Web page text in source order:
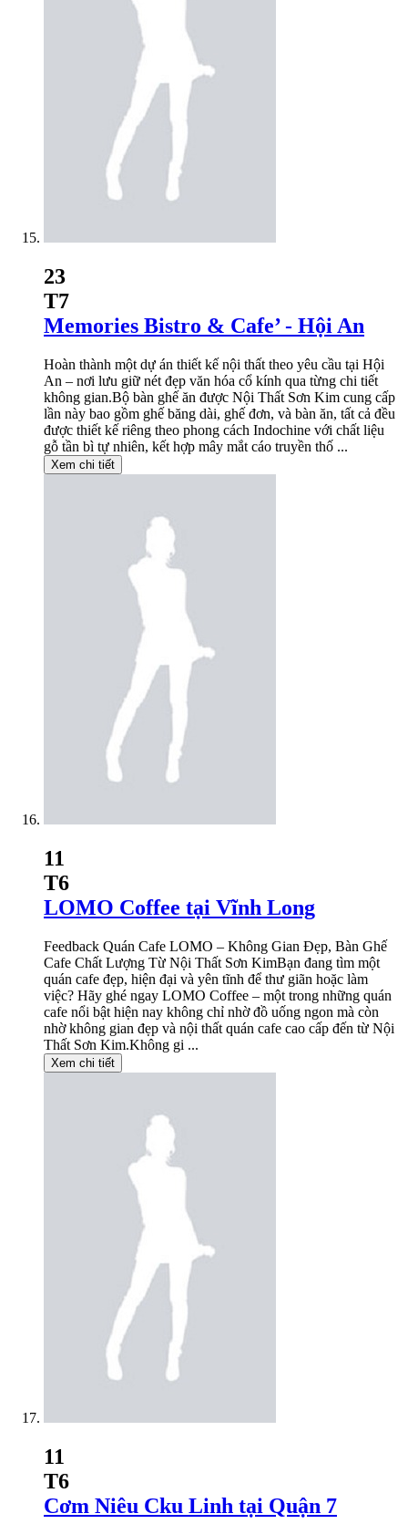
23
T7
Memories Bistro & Cafe’ - Hội An
Hoàn thành một dự án thiết kế nội thất theo yêu cầu tại Hội
An – nơi lưu giữ nét đẹp văn hóa cổ kính qua từng chi tiết
không gian.Bộ bàn ghế ăn được Nội Thất Sơn Kim cung cấp
lần này bao gồm ghế băng dài, ghế đơn, và bàn ăn, tất cả đều
được thiết kế riêng theo phong cách Indochine với chất liệu
gỗ tần bì tự nhiên, kết hợp mây mắt cáo truyền thố ...
Xem chi tiết
11
T6
LOMO Coffee tại Vĩnh Long
Feedback Quán Cafe LOMO – Không Gian Đẹp, Bàn Ghế
Cafe Chất Lượng Từ Nội Thất Sơn KimBạn đang tìm một
quán cafe đẹp, hiện đại và yên tĩnh để thư giãn hoặc làm
việc? Hãy ghé ngay LOMO Coffee – một trong những quán
cafe nổi bật hiện nay không chỉ nhờ đồ uống ngon mà còn
nhờ không gian đẹp và nội thất quán cafe cao cấp đến từ Nội
Thất Sơn Kim.Không gi ...
Xem chi tiết
11
T6
Cơm Niêu Cku Linh tại Quận 7